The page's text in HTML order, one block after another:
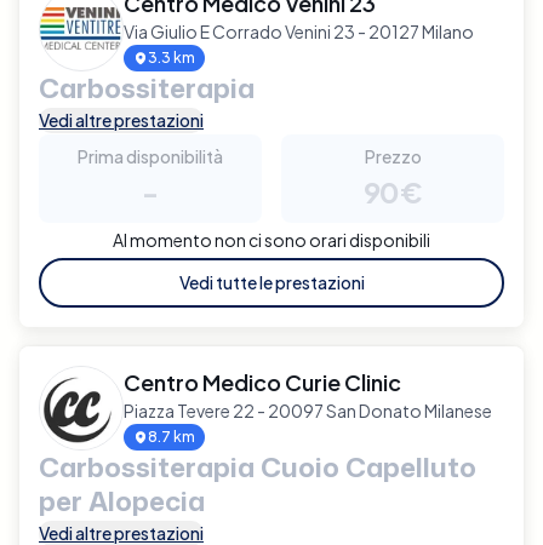
Via Giulio E Corrado Venini 23 - 20127 Milano
3.3 km
Carbossiterapia
Vedi altre prestazioni
Prima disponibilità
-
Prezzo
90€
Al momento non ci sono orari disponibili
Vedi tutte le prestazioni
Centro Medico Curie Clinic
Piazza Tevere 22 - 20097 San Donato Milanese
8.7 km
Carbossiterapia Cuoio Capelluto
per Alopecia
Vedi altre prestazioni